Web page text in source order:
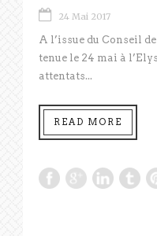
24 Mai 2017
A l’issue du Conseil
tenue le 24 mai à
attentats...
READ MORE